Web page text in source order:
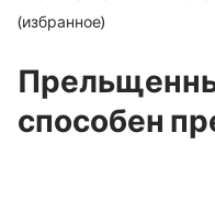
(избранное)
способен